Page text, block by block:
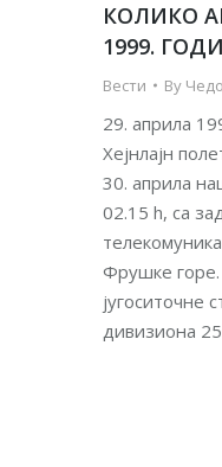
КОЛИКО
1999.
Вести By
29. априла
Хејнлајн
30. априла
02.15 h, са
Фрушке горе.
југоситочне
дивизиона